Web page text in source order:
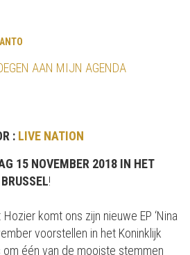
AAN MIJN AGENDA
: LIVE NATION
15 NOVEMBER 2018 IN HET
!
komt ons zijn nieuwe EP ‘Nina
voorstellen in het Koninklijk
om één van de mooiste stemmen